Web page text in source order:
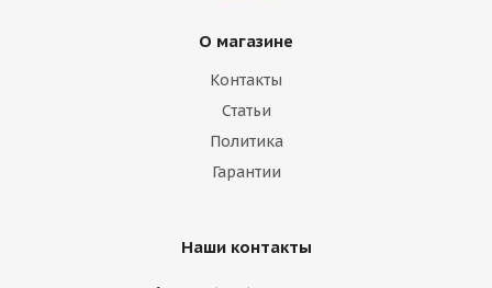
О магазине
Контакты
Статьи
Политика
Гарантии
Наши контакты